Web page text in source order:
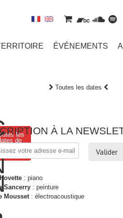
ÉVÉNEMENTS
les
de
Vahinés
Toutes les dates
À LA
: piano
Sancerry : peinture
Mousset: électroacoustique